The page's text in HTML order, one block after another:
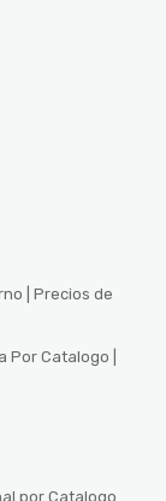
| Precios de
Por Catalogo |
por Catalogo